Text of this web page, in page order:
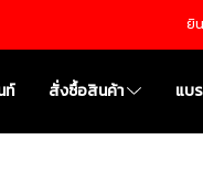
ยิ
ท์ สั่งซื้อสินค้า แบ